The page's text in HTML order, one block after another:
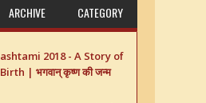
ARCHIVE CATEGORY
2018 - A Story of
| भगवान् कृष्ण की जन्म